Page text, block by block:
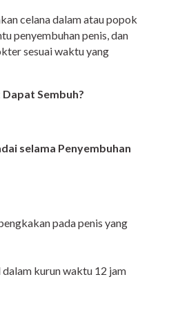
celana dalam atau popok
penyembuhan penis, dan
sesuai waktu yang
Sembuh?
selama Penyembuhan
pada penis yang
kurun waktu 12 jam